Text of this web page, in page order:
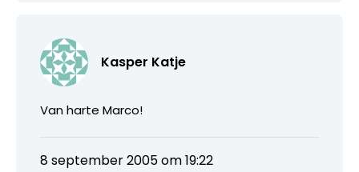
Kasper Katje
Van harte Marco!
8 september 2005 om 19:22